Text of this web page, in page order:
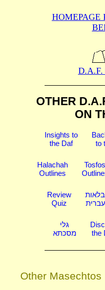
HOMEPAGE
D.A.F.
OTHER
ON
Insights to
the Daf
to
Halachah
Outlines
Tosfos
Review
Quiz
גלי
מסכתא
the
Other Masechtos